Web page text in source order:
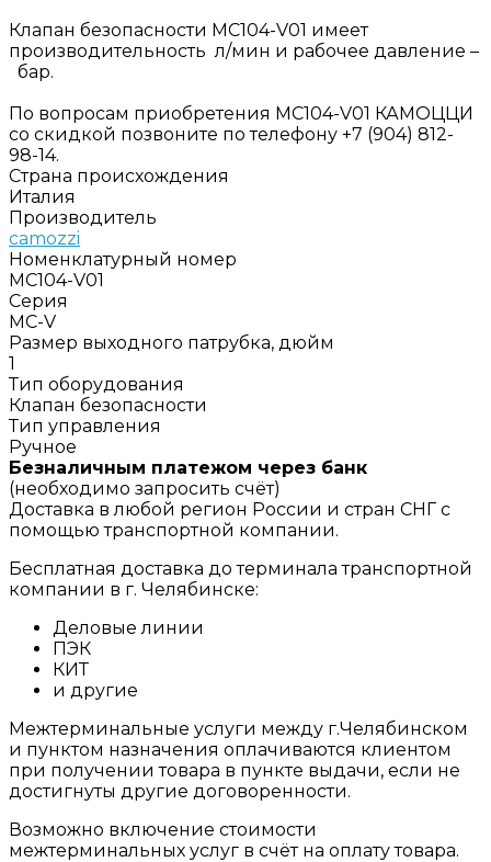
Клапан безопасности MC104-V01 имеет
производительность л/мин и рабочее давление –
бар.
По вопросам приобретения MC104-V01 КАМОЦЦИ
со скидкой позвоните по телефону +7 (904) 812-
98-14.
Страна происхождения
Италия
Производитель
camozzi
Номенклатурный номер
MC104-V01
Серия
MC-V
Размер выходного патрубка, дюйм
1
Тип оборудования
Клапан безопасности
Тип управления
Ручное
Безналичным платежом через банк
(необходимо запросить счёт)
Доставка в любой регион России и стран СНГ с
помощью транспортной компании.
Бесплатная доставка до терминала транспортной
компании в г. Челябинске:
Деловые линии
ПЭК
КИТ
и другие
Межтерминальные услуги между г.Челябинском
и пунктом назначения оплачиваются клиентом
при получении товара в пункте выдачи, если не
достигнуты другие договоренности.
Возможно включение стоимости
межтерминальных услуг в счёт на оплату товара.